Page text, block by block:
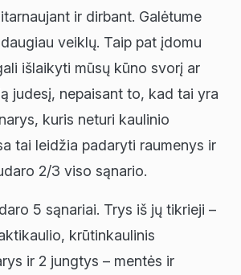
ir dirbant. Galėtume
veiklų. Taip pat įdomu
išlaikyti mūsų kūno svorį ar
judesį, nepaisant to, kad tai yra
kuris neturi kaulinio
tai leidžia padaryti raumenys ir
2/3 viso sąnario.
5 sąnariai. Trys iš jų tikrieji –
krūtinkaulinis
ir 2 jungtys – mentės ir